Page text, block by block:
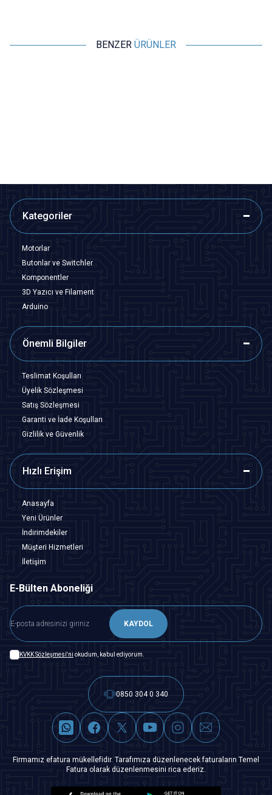
BENZER ÜRÜNLER
Kategoriler
Motorlar
Butonlar ve Switchler
Komponentler
3D Yazıcı ve Filament
Arduino
Önemli Bilgiler
Teslimat Koşulları
Üyelik Sözleşmesi
Satış Sözleşmesi
Garanti ve İade Koşulları
Gizlilik ve Güvenlik
Hızlı Erişim
Anasayfa
Yeni Ürünler
İndirimdekiler
Müşteri Hizmetleri
İletişim
E-Bülten Aboneliği
KAYDOL
KVKK Sözleşmesi'ni okudum, kabul ediyorum.
0850 304 0 340
Firmamız efatura mükellefidir. Tarafımıza düzenlenecek faturaların Temel
Fatura olarak düzenlenmesini rica ederiz.